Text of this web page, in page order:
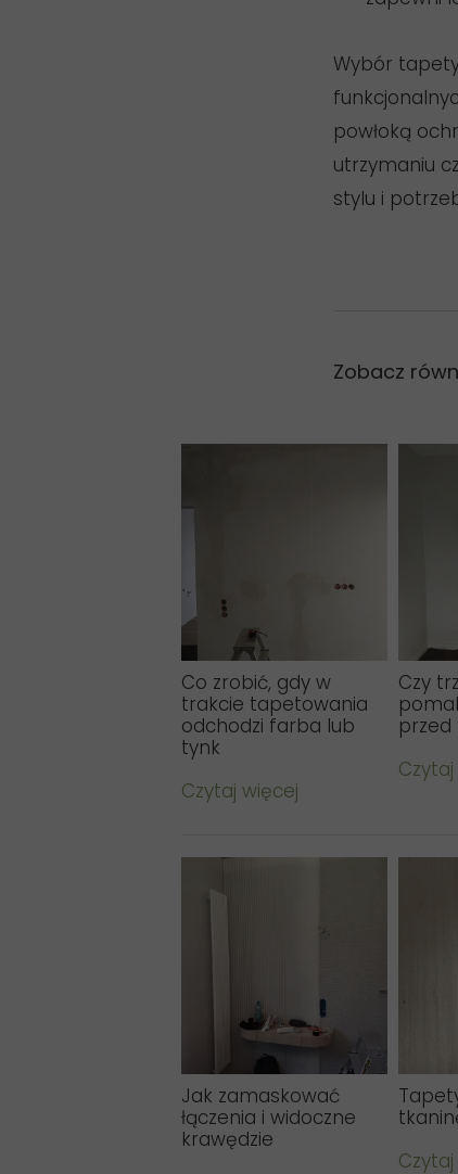
Wybór
powłoką
utrzymaniu
stylu i
Zobacz
Co zrobić, gdy w
trakcie tapetowania
odchodzi farba lub
tynk
Czytaj więcej
Czy
Jak zamaskować
łączenia i widoczne
krawędzie